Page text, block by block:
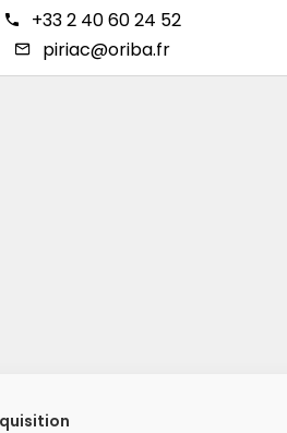
+33 2 40 60 24 52
piriac@oriba.fr